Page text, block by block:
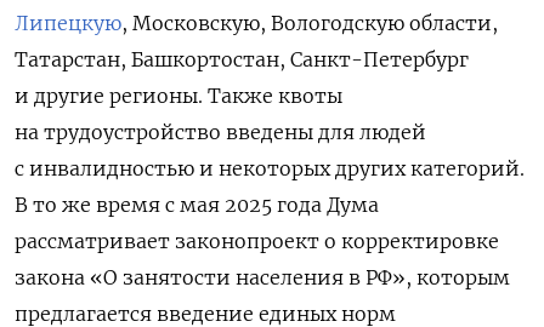
Липецкую, Московскую, Вологодскую области,
Татарстан, Башкортостан, Санкт-Петербург
и другие регионы. Также квоты
на трудоустройство введены для людей
с инвалидностью и некоторых других категорий.
В то же время с мая 2025 года Дума
рассматривает законопроект о корректировке
закона «О занятости населения в РФ», которым
предлагается введение единых норм